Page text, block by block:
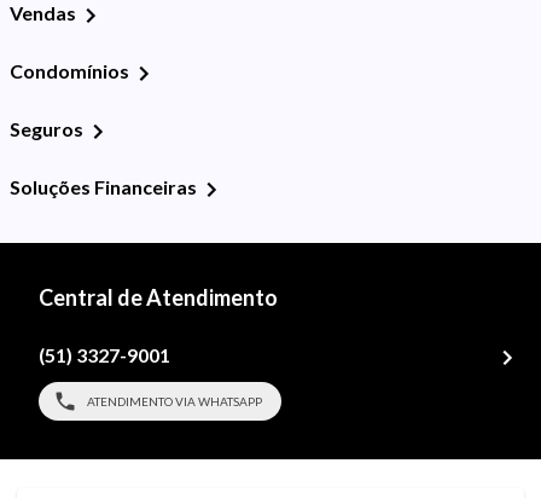
Vendas
Condomínios
Seguros
Soluções Financeiras
Central de Atendimento
(51) 3327-9001
ATENDIMENTO VIA WHATSAPP